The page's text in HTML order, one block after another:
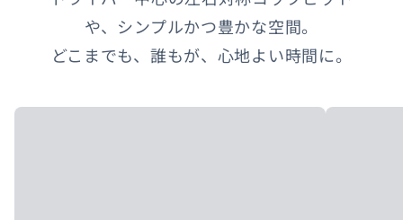
や、シンプルかつ豊かな空間。​
どこまでも、誰もが、心地よい時間に。